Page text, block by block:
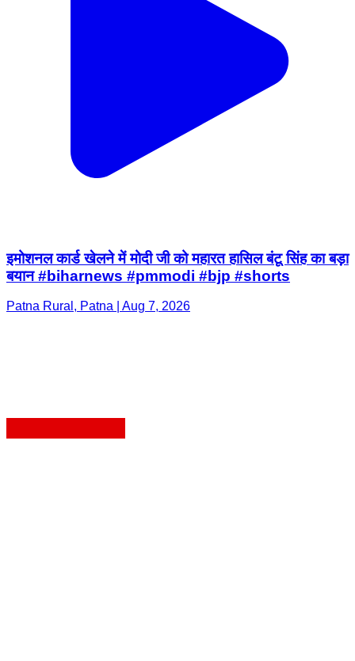
इमोशनल कार्ड खेलने में मोदी जी को महारत हासिल बंटू सिंह का बड़ा
बयान #biharnews #pmmodi #bjp #shorts